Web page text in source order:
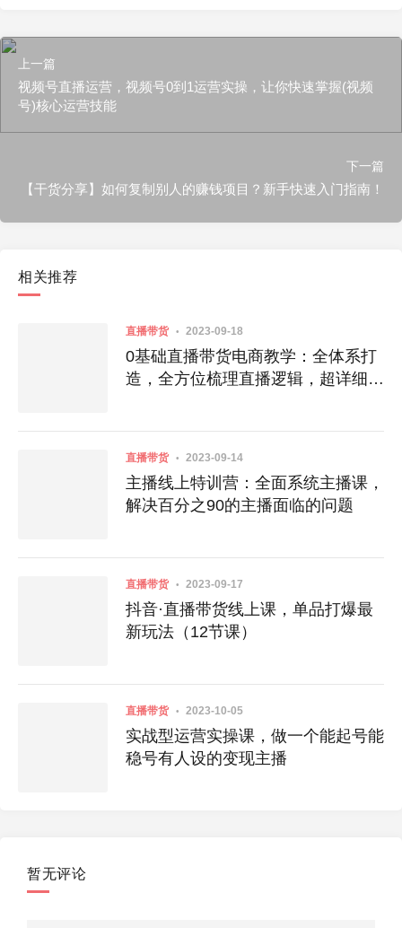
上一篇
视频号直播运营，视频号0到1运营实操，让你快速掌握(视频
号)核心运营技能
下一篇
【干货分享】如何复制别人的赚钱项目？新手快速入门指南！
相关推荐
直播带货 2023-09-18
0基础直播带货电商教学：全体系打
造，全方位梳理直播逻辑，超详细拆
直播带货 2023-09-14
主播线上特训营：全面系统主播课，
解决百分之90的主播面临的问题
直播带货 2023-09-17
抖音·直播带货线上课，单品打爆最
新玩法（12节课）
直播带货 2023-10-05
实战型运营实操课，做一个能起号能
稳号有人设的变现主播
暂无评论